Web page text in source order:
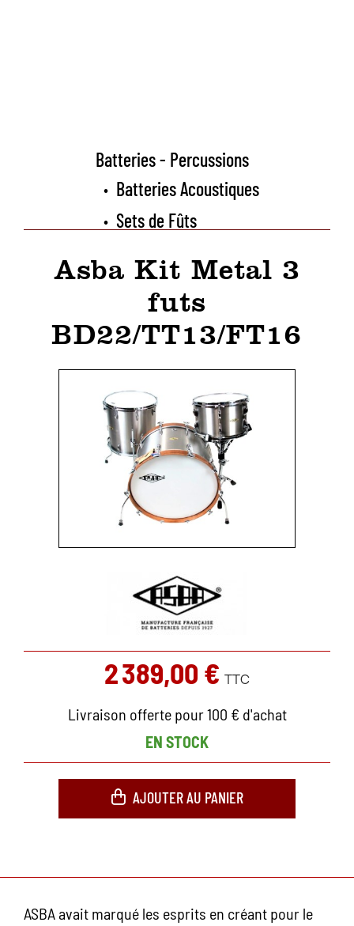
Batteries - Percussions
• Batteries Acoustiques
• Sets de Fûts
Asba Kit Metal 3
futs
BD22/TT13/FT16
2 389,00 € TTC
Livraison offerte pour 100 € d'achat
EN STOCK
AJOUTER AU PANIER
ASBA avait marqué les esprits en créant pour le